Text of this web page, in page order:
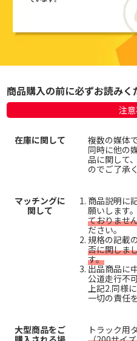
商品購入の前に必ずお読みく
注
在庫に関して
複数の媒体
同時に他の
品に関して
のでご了承
マッチングに
関して
商品説明に
願いします。
ておりませ
ださい。
規格の記載
否に関しま
す。
出品商品に
公道走行不
上記2.同様
一切の責任
大型商品をご
トラック用